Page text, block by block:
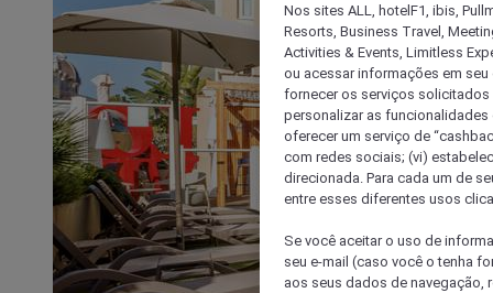
Nos sites ALL, hotelF1, ibis,
Resorts, Business Travel,
Activities & Events, Limitless
ou acessar informações em
fornecer os serviços solicitados
personalizar as
oferecer um serviço de
com redes sociais; (vi)
direcionada. Para cada um de
entre esses diferentes usos
Se você aceitar o uso de
seu e-mail (caso você o tenha
aos seus dados de navegação,